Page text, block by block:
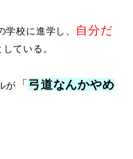
校に進学し、
自分だ
ている。
が 「弓道なんかやめ